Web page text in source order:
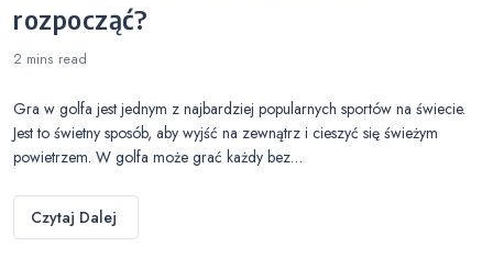
rozpocząć?
2 mins read
Gra w golfa jest jednym z najbardziej popularnych sportów na świecie.
Jest to świetny sposób, aby wyjść na zewnątrz i cieszyć się świeżym
powietrzem. W golfa może grać każdy bez…
Czytaj Dalej